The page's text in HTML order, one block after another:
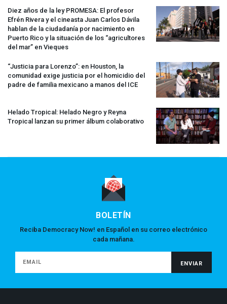
Diez años de la ley PROMESA: El profesor
Efrén Rivera y el cineasta Juan Carlos Dávila
hablan de la ciudadanía por nacimiento en
Puerto Rico y la situación de los “agricultores
del mar” en Vieques
“Justicia para Lorenzo”: en Houston, la
comunidad exige justicia por el homicidio del
padre de familia mexicano a manos del ICE
Helado Tropical: Helado Negro y Reyna
Tropical lanzan su primer álbum colaborativo
BOLETÍN
Reciba Democracy Now! en Español en su correo electrónico
cada mañana.